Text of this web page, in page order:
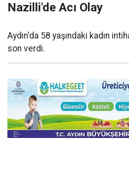
Nazilli'de Acı Olay
Aydın'da 58 yaşındaki kadın
son verdi.